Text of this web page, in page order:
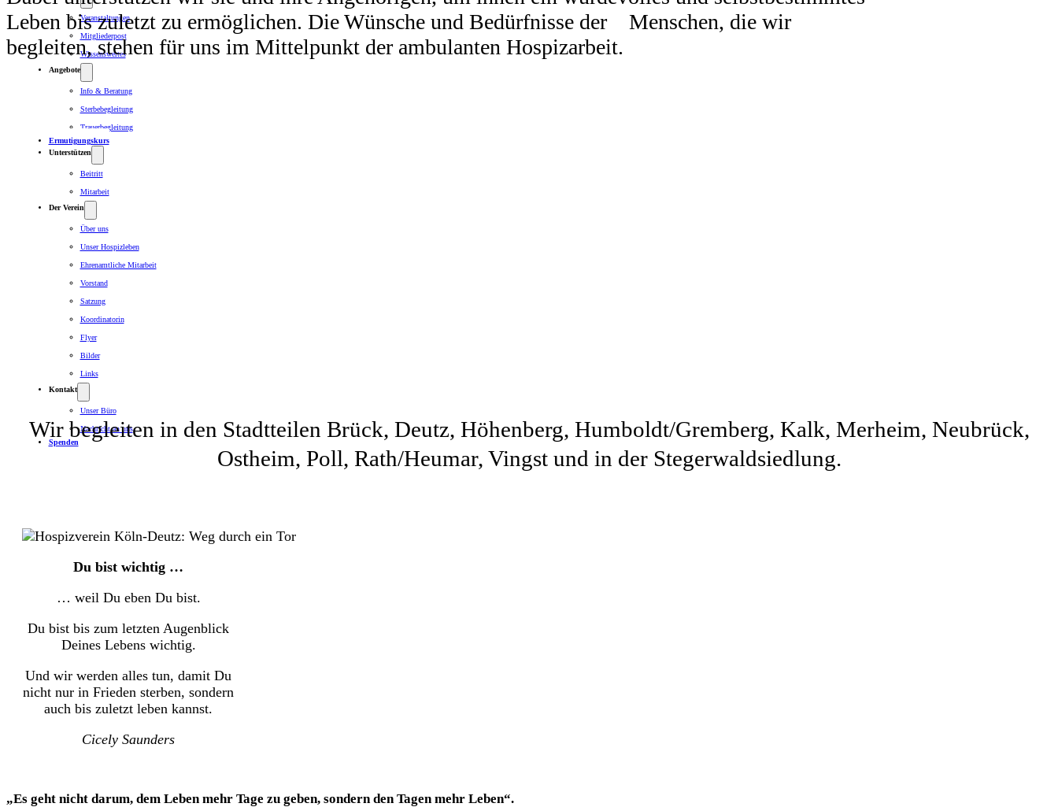
Veranstaltungen
Mitgliederpost
Wissenswertes
Angebote
Info & Beratung
Sterbebegleitung
Trauerbegleitung
Ermutigungskurs
Unterstützen
Beitritt
Mitarbeit
Der Verein
Über uns
Unser Hospizleben
Ehrenamtliche Mitarbeit
Vorstand
Satzung
Koordinatorin
Flyer
Bilder
Links
Kontakt
Unser Büro
Nachricht an uns
Spenden
Leben bis zuletzt zu ermöglichen. Die Wünsche und Bedürfnisse der Menschen, die wir
begleiten, stehen für uns im Mittelpunkt der ambulanten Hospizarbeit.
Wir begleiten in den Stadtteilen Brück, Deutz, Höhenberg, Humboldt/Gremberg, Kalk, Merheim, Neubrück,
Ostheim, Poll, Rath/Heumar, Vingst und in der Stegerwaldsiedlung.
Du bist wichtig …
… weil Du eben Du bist.
Du bist bis zum letzten Augenblick
Deines Lebens wichtig.
Und wir werden alles tun, damit Du
nicht nur in Frieden sterben, sondern
auch bis zuletzt leben kannst.
Cicely Saunders
„Es geht nicht darum, dem Leben mehr Tage zu geben, sondern den Tagen mehr Leben“.